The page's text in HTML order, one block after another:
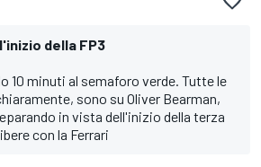
della FP3
10 minuti al semaforo verde. Tutte le
sono su Oliver Bearman,
in vista dell'inizio della terza
con la Ferrari